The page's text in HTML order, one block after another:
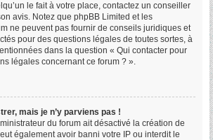
le fait à votre place, contactez un conseiller
avis. Notez que phpBB Limited et les
ne peuvent pas fournir de conseils juridiques et
pour des questions légales de toutes sortes, à
dans la question « Qui contacter pour
légales concernant ce forum ? ».
mais je n’y parviens pas !
du forum ait désactivé la création de
également avoir banni votre IP ou interdit le